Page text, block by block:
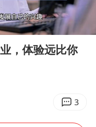
世 曾出演《狂飙》
汛四级应急响应
子怎么了
SK海力士回应“或出售重庆工厂”传闻
树
04:11
，体验远比你
3